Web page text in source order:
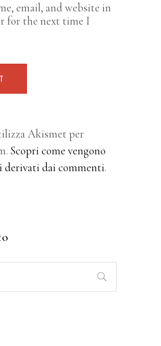
email, and website in
for the next time I
Akismet per
Scopri come vengono
derivati dai commenti.